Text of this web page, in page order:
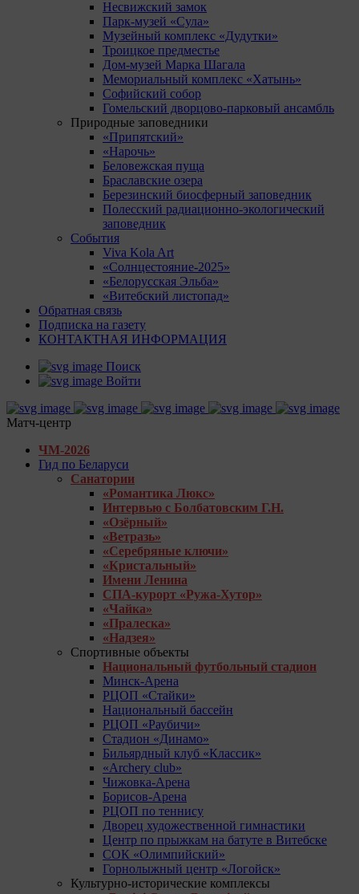
Несвижский замок
Парк-музей «Сула»
Музейный комплекс «Дудутки»
Троицкое предместье
Дом-музей Марка Шагала
Мемориальный комплекс «Хатынь»
Софийский собор
Гомельский дворцово-парковый ансамбль
Природные заповедники
«Припятский»
«Нарочь»
Беловежская пуща
Браславские озера
Березинский биосферный заповедник
Полесский радиационно-экологический
заповедник
События
Viva Kola Art
«Солнцестояние-2025»
«Белорусская Эльба»
«Витебский листопад»
Обратная связь
Подписка на газету
КОНТАКТНАЯ ИНФОРМАЦИЯ
Поиск
Войти
Матч-центр
ЧМ-2026
Гид по Беларуси
Санатории
«Романтика Люкс»
Интервью с Болбатовским Г.Н.
«Озёрный»
«Ветразь»
«Серебряные ключи»
«Кристальный»
Имени Ленина
СПА-курорт «Ружа-Хутор»
«Чайка»
«Пралеска»
«Надзея»
Спортивные объекты
Национальный футбольный стадион
Минск-Арена
РЦОП «Стайки»
Национальный бассейн
РЦОП «Раубичи»
Стадион «Динамо»
Бильярдный клуб «Классик»
«Archery club»
Чижовка-Арена
Борисов-Арена
РЦОП по теннису
Дворец художественной гимнастики
Центр по прыжкам на батуте в Витебске
СОК «Олимпийский»
Горнолыжный центр «Логойск»
Культурно-исторические комплексы